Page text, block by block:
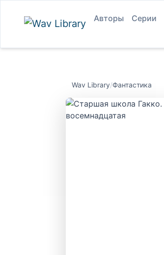
Авторы Серии
Wav Library/Фантастика